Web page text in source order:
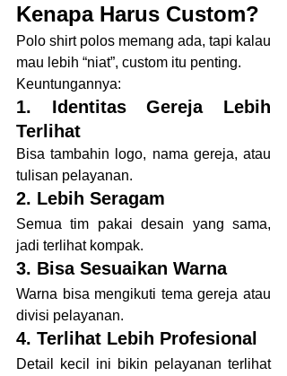
Kenapa Harus Custom?
Polo shirt polos memang ada, tapi kalau
mau lebih “niat”, custom itu penting.
Keuntungannya:
1. Identitas Gereja Lebih
Terlihat
Bisa tambahin logo, nama gereja, atau
tulisan pelayanan.
2. Lebih Seragam
Semua tim pakai desain yang sama,
jadi terlihat kompak.
3. Bisa Sesuaikan Warna
Warna bisa mengikuti tema gereja atau
divisi pelayanan.
4. Terlihat Lebih Profesional
Detail kecil ini bikin pelayanan terlihat